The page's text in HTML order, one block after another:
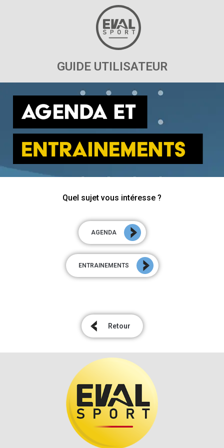
GUIDE UTILISATEUR
Quel sujet vous intéresse ?
AGENDA
ENTRAINEMENTS
Retour